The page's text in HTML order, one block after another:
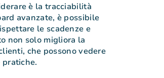
è la tracciabilità
avanzate, è possibile
le scadenze e
non solo migliora la
che possono vedere
pratiche.